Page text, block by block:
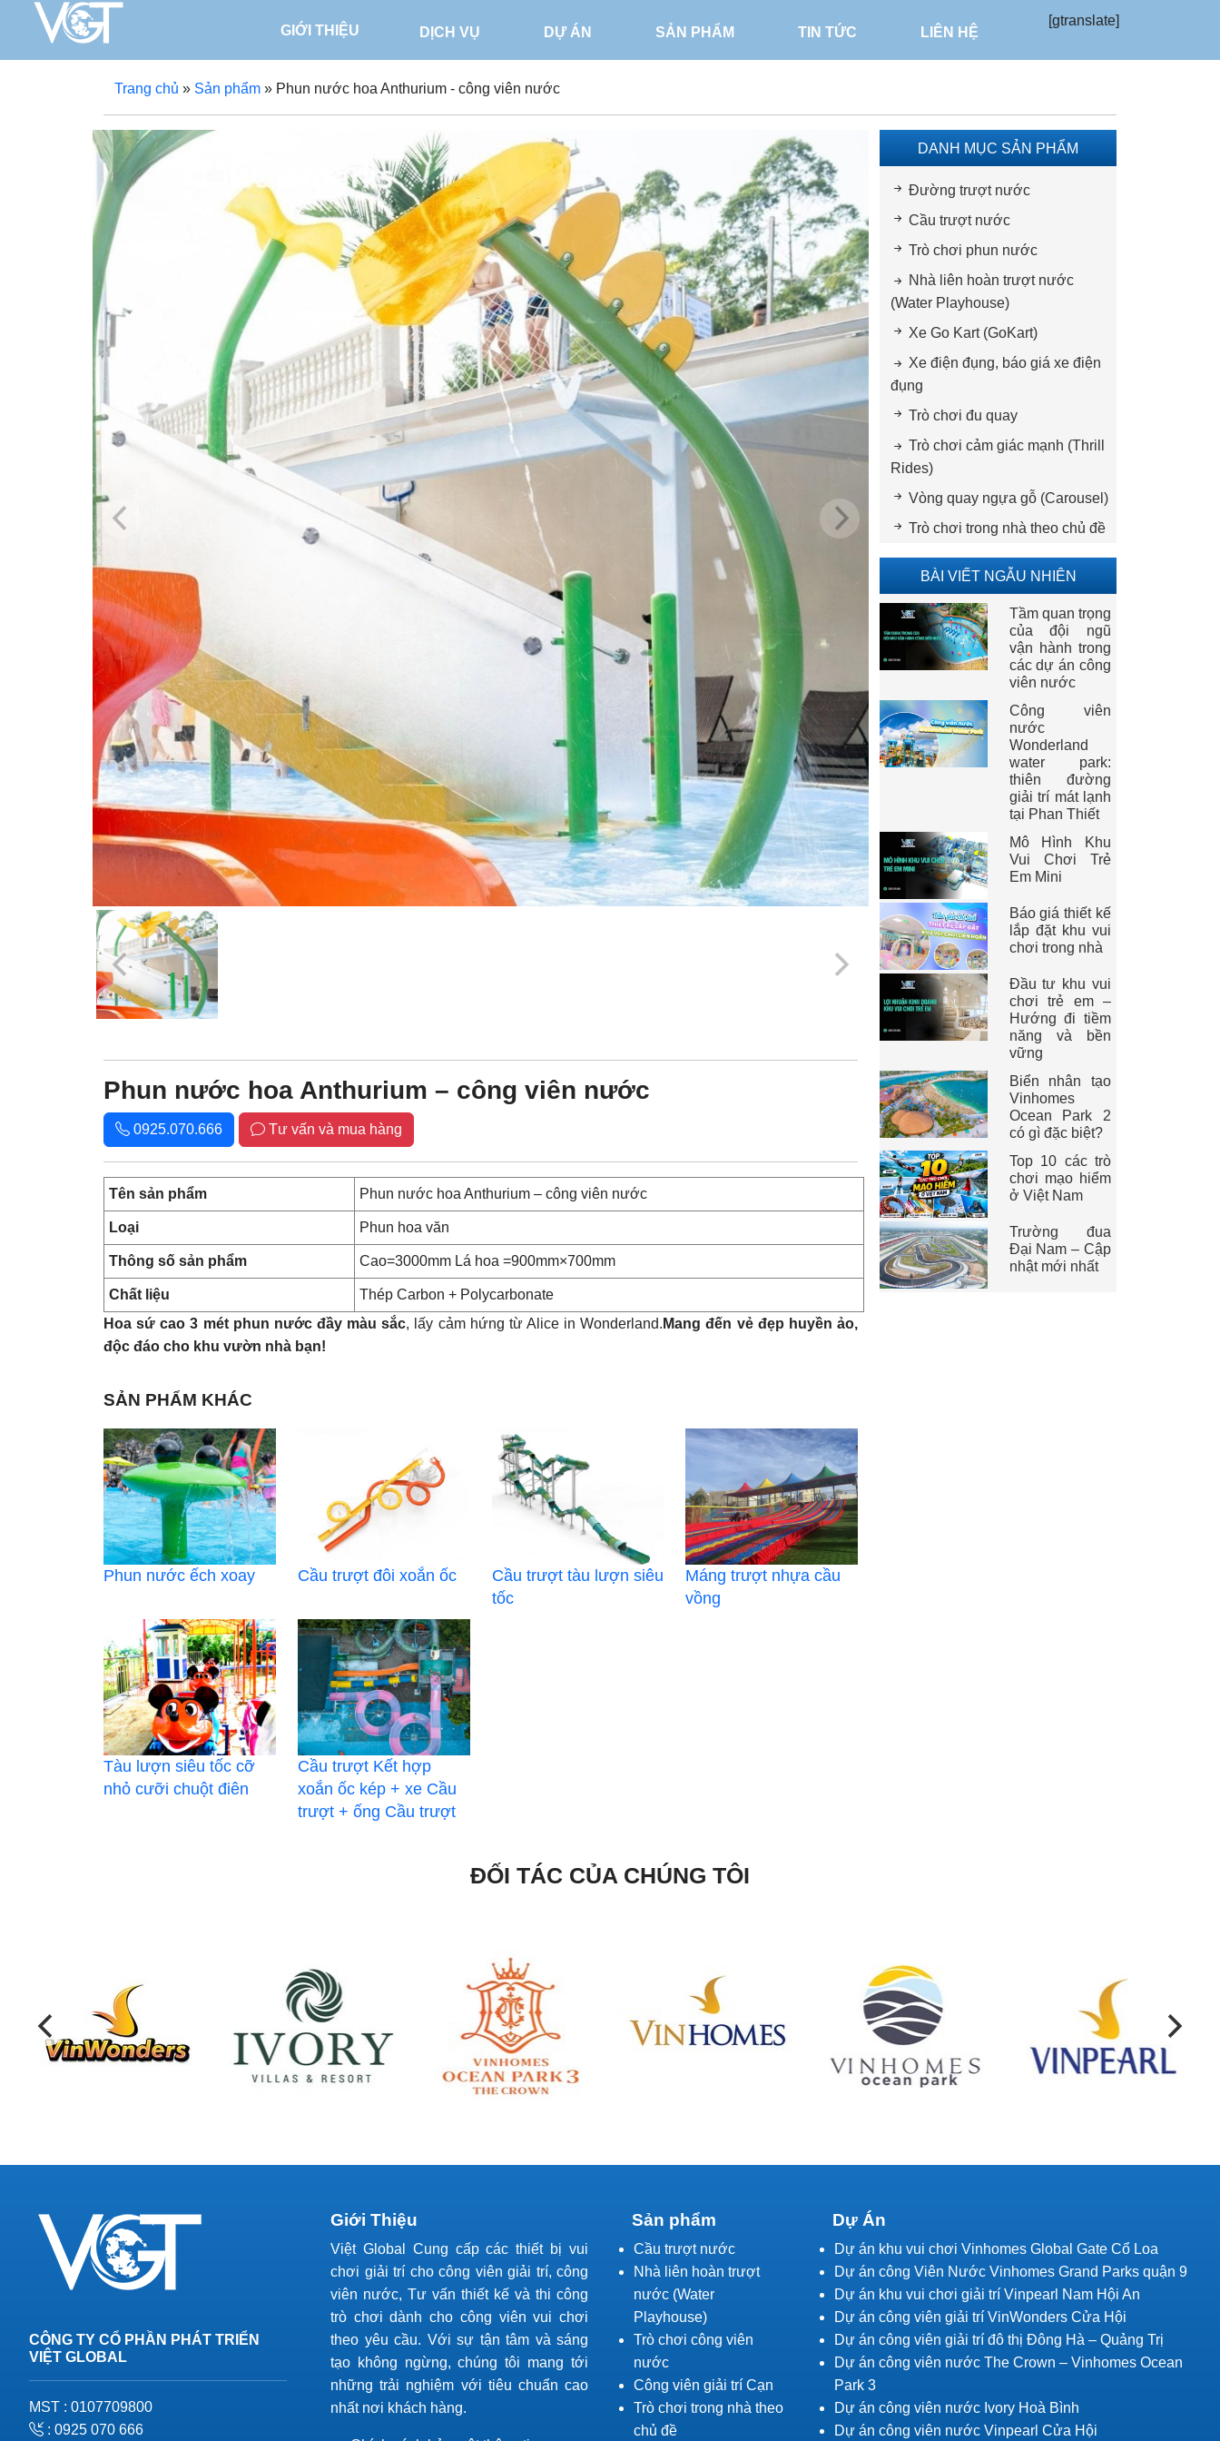
GIỚI THIỆU DỊCH VỤ DỰ ÁN SẢN PHẨM TIN TỨC LIÊN HỆ
[gtranslate]
Trang chủ » Sản phẩm » Phun nước hoa Anthurium - công viên nước
Phun nước hoa Anthurium – công viên nước
0925.070.666 Tư vấn và mua hàng
Tên sản phẩm Phun nước hoa Anthurium – công viên nước
Loại Phun hoa văn
Thông số sản phẩm Cao=3000mm Lá hoa =900mm×700mm
Chất liệu
Thép Carbon + Polycarbonate
Hoa sứ cao 3 mét phun nước đầy màu sắc, lấy cảm hứng từ Alice in Wonderland. Mang đến vẻ đẹp huyền ảo,
độc đáo cho khu vườn nhà bạn!
SẢN PHẨM KHÁC
Phun nước ếch xoay Cầu trượt đôi xoắn ốc
Cầu trượt tàu lượn siêu
tốc
Máng trượt nhựa cầu
vồng
Tàu lượn siêu tốc cỡ
nhỏ cưỡi chuột điên
Cầu trượt Kết hợp
xoắn ốc kép + xe Cầu
trượt + ống Cầu trượt
DANH MỤC SẢN PHẨM
Đường trượt nước
Cầu trượt nước
Trò chơi phun nước
Nhà liên hoàn trượt nước
(Water Playhouse)
Xe Go Kart (GoKart)
Xe điện đụng, báo giá xe điện
đụng
Trò chơi đu quay
Trò chơi cảm giác mạnh (Thrill
Rides)
Vòng quay ngựa gỗ (Carousel)
Trò chơi trong nhà theo chủ đề
BÀI VIẾT NGẪU NHIÊN
Tầm quan trọng
của đội ngũ
vận hành trong
các dự án công
viên nước
Công viên
nước
Wonderland
water park:
thiên đường
giải trí mát lạnh
tại Phan Thiết
Mô Hình Khu
Vui Chơi Trẻ
Em Mini
Báo giá thiết kế
lắp đặt khu vui
chơi trong nhà
Đầu tư khu vui
chơi trẻ em –
Hướng đi tiềm
năng và bền
vững
Biển nhân tạo
Vinhomes
Ocean Park 2
có gì đặc biệt?
Top 10 các trò
chơi mạo hiểm
ở Việt Nam
Trường đua
Đại Nam – Cập
nhật mới nhất
ĐỐI TÁC CỦA CHÚNG TÔI
CÔNG TY CỔ PHẦN PHÁT TRIỂN
VIỆT GLOBAL
MST : 0107709800
: 0925 070 666
Giới Thiệu
Việt Global Cung cấp các thiết bị vui
chơi giải trí cho công viên giải trí, công
viên nước, Tư vấn thiết kế và thi công
trò chơi dành cho công viên vui chơi
theo yêu cầu. Với sự tận tâm và sáng
tạo không ngừng, chúng tôi mang tới
những trải nghiệm với tiêu chuẩn cao
nhất nơi khách hàng.
Sản phẩm
Cầu trượt nước
Nhà liên hoàn trượt
nước (Water
Playhouse)
Trò chơi công viên
nước
Công viên giải trí Cạn
Trò chơi trong nhà theo
chủ đề
Dự Án
Dự án khu vui chơi Vinhomes Global Gate Cổ Loa
Dự án công Viên Nước Vinhomes Grand Parks quận 9
Dự án khu vui chơi giải trí Vinpearl Nam Hội An
Dự án công viên giải trí VinWonders Cửa Hội
Dự án công viên giải trí đô thị Đông Hà – Quảng Trị
Dự án công viên nước The Crown – Vinhomes Ocean
Park 3
Dự án công viên nước Ivory Hoà Bình
Dự án công viên nước Vinpearl Cửa Hội